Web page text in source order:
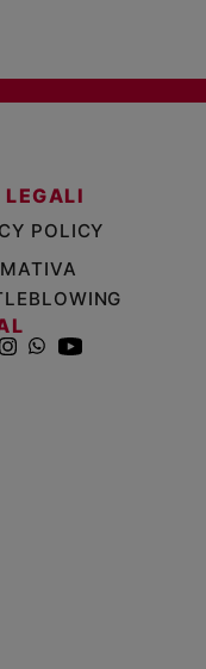
LEGALI
POLICY